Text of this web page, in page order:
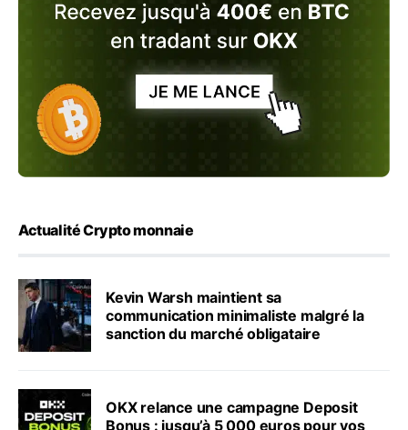
Actualité Crypto monnaie
Kevin Warsh maintient sa
communication minimaliste malgré la
sanction du marché obligataire
OKX relance une campagne Deposit
Bonus : jusqu’à 5 000 euros pour vos